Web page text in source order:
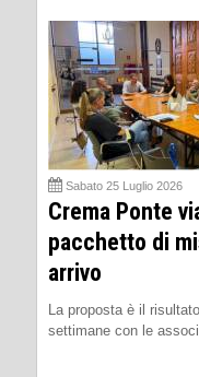
Sabato 25 Luglio 2026
Crema Ponte
pacchetto di
arrivo
La proposta è il
settimane con le